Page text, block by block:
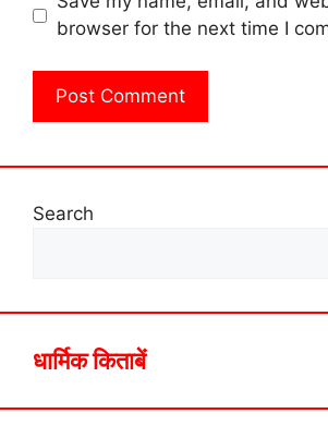
browser for the next time I
Search
धार्मिक किताबें